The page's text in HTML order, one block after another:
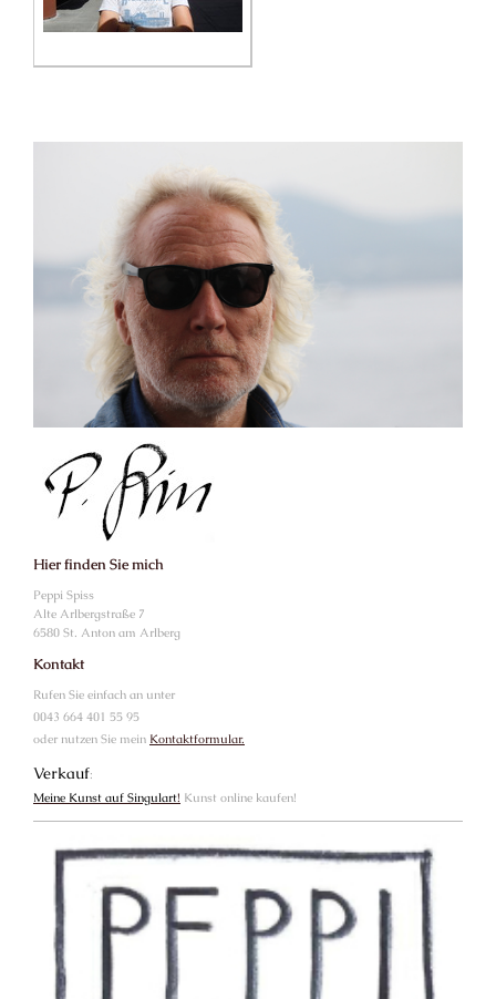
Hier finden Sie mich
Peppi Spiss
Alte Arlbergstraße 7
6580 St. Anton am Arlberg
Kontakt
Rufen Sie einfach an unter
0043 664 401 55 95
oder nutzen Sie mein Kontaktformular.
Verkauf:
Meine Kunst auf Singulart! Kunst online kaufen!